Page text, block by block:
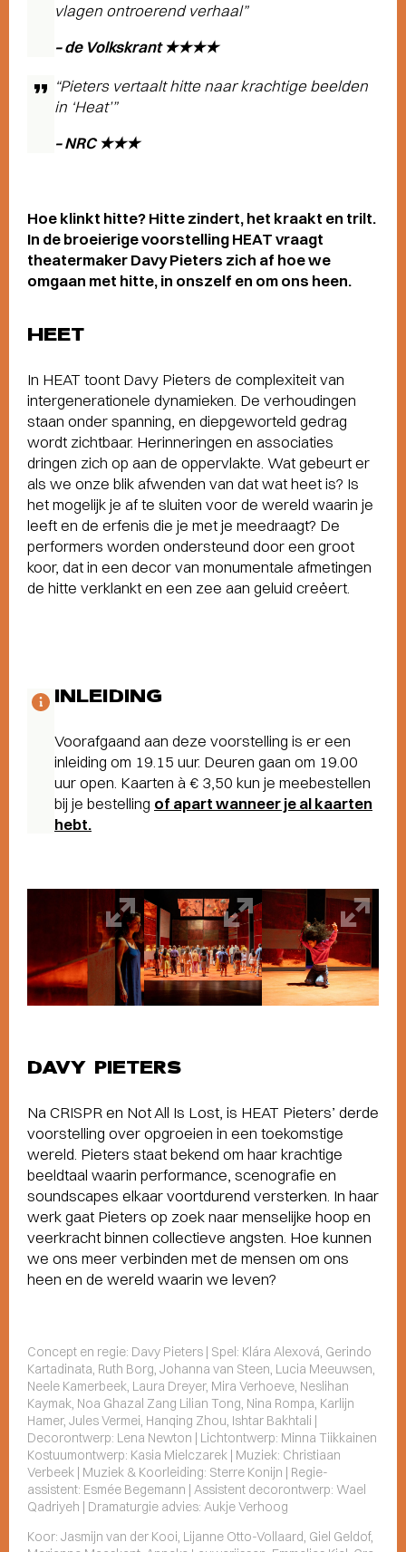
vlagen ontroerend verhaal”
– de Volkskrant ★★★★
“Pieters vertaalt hitte naar krachtige beelden
in ‘Heat’”
– NRC ★★★
Hoe klinkt hitte? Hitte zindert, het kraakt en trilt.
In de broeierige voorstelling HEAT vraagt
theatermaker Davy Pieters zich af hoe we
omgaan met hitte, in onszelf en om ons heen.
HEET
In HEAT toont Davy Pieters de complexiteit van
intergenerationele dynamieken. De verhoudingen
staan onder spanning, en diepgeworteld gedrag
wordt zichtbaar. Herinneringen en associaties
dringen zich op aan de oppervlakte. Wat gebeurt er
als we onze blik afwenden van dat wat heet is? Is
het mogelijk je af te sluiten voor de wereld waarin je
leeft en de erfenis die je met je meedraagt? De
performers worden ondersteund door een groot
koor, dat in een decor van monumentale afmetingen
de hitte verklankt en een zee aan geluid creëert.
INLEIDING
Voorafgaand aan deze voorstelling is er een
inleiding om 19.15 uur. Deuren gaan om 19.00
uur open. Kaarten à € 3,50 kun je meebestellen
bij je bestelling of apart wanneer je al kaarten
hebt.
DAVY PIETERS
Na CRISPR en Not All Is Lost, is HEAT Pieters’ derde
voorstelling over opgroeien in een toekomstige
wereld. Pieters staat bekend om haar krachtige
beeldtaal waarin performance, scenografie en
soundscapes elkaar voortdurend versterken. In haar
werk gaat Pieters op zoek naar menselijke hoop en
veerkracht binnen collectieve angsten. Hoe kunnen
we ons meer verbinden met de mensen om ons
heen en de wereld waarin we leven?
Concept en regie: Davy Pieters | Spel: Klára Alexová, Gerindo
Kartadinata, Ruth Borg, Johanna van Steen, Lucia Meeuwsen,
Neele Kamerbeek, Laura Dreyer, Mira Verhoeve, Neslihan
Kaymak, Noa Ghazal Zang Lilian Tong, Nina Rompa, Karlijn
Hamer, Jules Vermei, Hanqing Zhou, Ishtar Bakhtali |
Decorontwerp: Lena Newton | Lichtontwerp: Minna Tiikkainen
Kostuumontwerp: Kasia Mielczarek | Muziek: Christiaan
Verbeek | Muziek & Koorleiding: Sterre Konijn | Regie-
assistent: Esmée Begemann | Assistent decorontwerp: Wael
Qadriyeh | Dramaturgie advies: Aukje Verhoog
Koor: Jasmijn van der Kooi, Lijanne Otto-Vollaard, Giel Geldof,